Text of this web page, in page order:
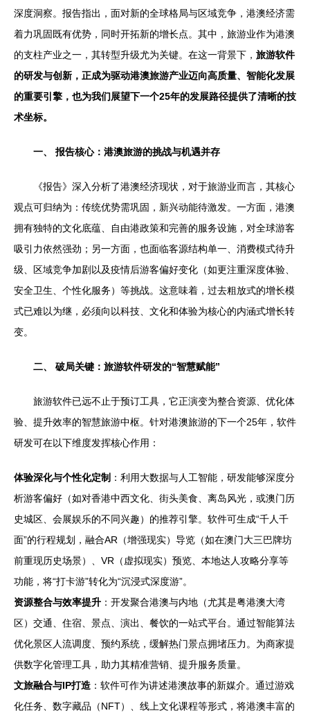
深度洞察。报告指出，面对新的全球格局与区域竞争，港澳经济需
着力巩固既有优势，同时开拓新的增长点。其中，旅游业作为港澳
的支柱产业之一，其转型升级尤为关键。在这一背景下， 旅游软件
的研发与创新，正成为驱动港澳旅游产业迈向高质量、智能化发展
的重要引擎，也为我们展望下一个25年的发展路径提供了清晰的技
术坐标。
一、 报告核心：港澳旅游的挑战与机遇并存
《报告》深入分析了港澳经济现状，对于旅游业而言，其核心
观点可归纳为：传统优势需巩固，新兴动能待激发。一方面，港澳
拥有独特的文化底蕴、自由港政策和完善的服务设施，对全球游客
吸引力依然强劲；另一方面，也面临客源结构单一、消费模式待升
级、区域竞争加剧以及疫情后游客偏好变化（如更注重深度体验、
安全卫生、个性化服务）等挑战。这意味着，过去粗放式的增长模
式已难以为继，必须向以科技、文化和体验为核心的内涵式增长转
变。
二、 破局关键：旅游软件研发的“智慧赋能”
旅游软件已远不止于预订工具，它正演变为整合资源、优化体
验、提升效率的智慧旅游中枢。针对港澳旅游的下一个25年，软件
研发可在以下维度发挥核心作用：
体验深化与个性化定制 ：利用大数据与人工智能，研发能够深度分
析游客偏好（如对香港中西文化、街头美食、离岛风光，或澳门历
史城区、会展娱乐的不同兴趣）的推荐引擎。软件可生成“千人千
面”的行程规划，融合AR（增强现实）导览（如在澳门大三巴牌坊
前重现历史场景）、VR（虚拟现实）预览、本地达人攻略分享等
功能，将“打卡游”转化为“沉浸式深度游”。
资源整合与效率提升 ：开发聚合港澳与内地（尤其是粤港澳大湾
区）交通、住宿、景点、演出、餐饮的一站式平台。通过智能算法
优化景区人流调度、预约系统，缓解热门景点拥堵压力。为商家提
供数字化管理工具，助力其精准营销、提升服务质量。
文旅融合与IP打造 ：软件可作为讲述港澳故事的新媒介。通过游戏
化任务、数字藏品（NFT）、线上文化课程等形式，将港澳丰富的